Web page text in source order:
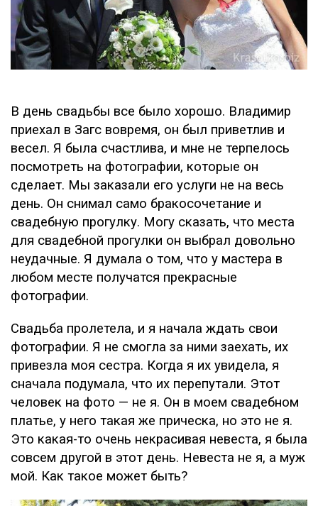
В день свадьбы все было хорошо. Владимир
приехал в Загс вовремя, он был приветлив и
весел. Я была счастлива, и мне не терпелось
посмотреть на фотографии, которые он
сделает. Мы заказали его услуги не на весь
день. Он снимал само бракосочетание и
свадебную прогулку. Могу сказать, что места
для свадебной прогулки он выбрал довольно
неудачные. Я думала о том, что у мастера в
любом месте получатся прекрасные
фотографии.
Свадьба пролетела, и я начала ждать свои
фотографии. Я не смогла за ними заехать, их
привезла моя сестра. Когда я их увидела, я
сначала подумала, что их перепутали. Этот
человек на фото — не я. Он в моем свадебном
платье, у него такая же прическа, но это не я.
Это какая-то очень некрасивая невеста, я была
совсем другой в этот день. Невеста не я, а муж
мой. Как такое может быть?